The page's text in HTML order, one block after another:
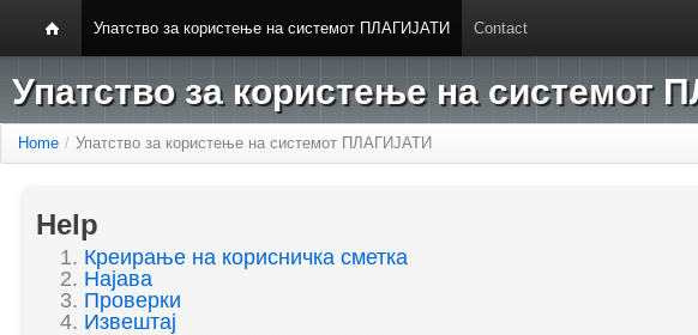
Упатство за користење на системот ПЛАГИЈАТИ Contact
Упатство за користење на системот
Home / Упатство за користење на системот ПЛАГИЈАТИ
Help
1. Креирање на корисничка сметка
2. Најава
3. Проверки
4. Извештај